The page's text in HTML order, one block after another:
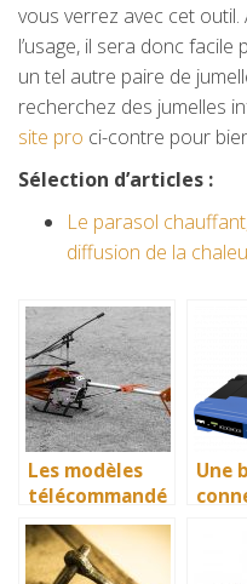
vous verrez avec cet
l’usage, il sera donc
un tel autre paire de
recherchez des jumelles
site pro ci-contre pour
Sélection d’articles :
Le parasol
diffusion de la
Les modèles
télécommandé
s, plus
sophistiqués
que jamais!
Une